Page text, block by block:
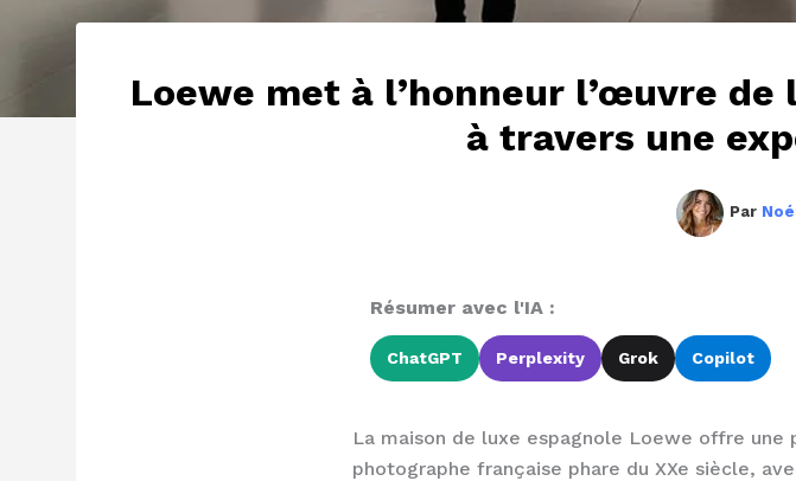
Loewe met à l’honneur l’œuvre
à travers une
Par
Résumer avec l'IA :
ChatGPT Perplexity Grok Copilot
La maison de luxe espagnole Loewe offre une
photographe française phare du XXe siècle,